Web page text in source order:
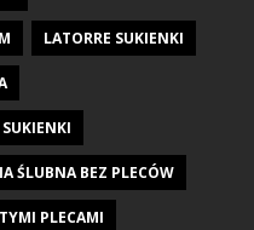
LATORRE SUKIENKI
ŚLUBNA BEZ PLECÓW
PLECAMI